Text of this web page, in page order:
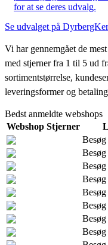
for at se deres udvalg.
Se udvalget på
Vi har gennemgået de
med stjerner fra 1 til 5 ud
sortimentstørrelse,
leveringsformer og
Bedst anmeldte webshops
Webshop Stjerner